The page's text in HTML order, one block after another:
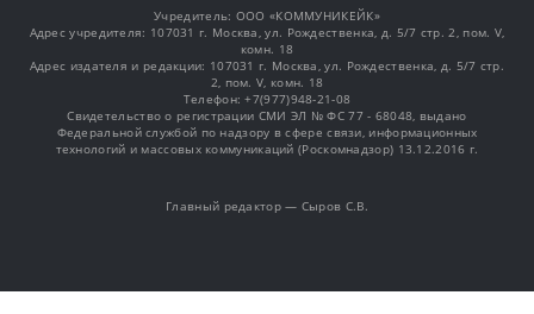
Учредитель: OOO «КОММУНИКЕЙК»
Адрес учредителя: 107031 г. Москва, ул. Рождественка, д. 5/7 стр. 2, пом. V,
комн. 18
Адрес издателя и редакции: 107031 г. Москва, ул. Рождественка, д. 5/7 стр.
2, пом. V, комн. 18
Телефон: +7(977)948-21-08
Свидетельство о регистрации СМИ ЭЛ № ФС 77 - 68048, выдано
Федеральной службой по надзору в сфере связи, информационных
технологий и массовых коммуникаций (Роскомнадзор) 13.12.2016 г.
Главный редактор — Сыров С.В.